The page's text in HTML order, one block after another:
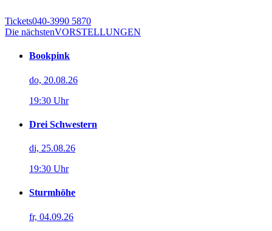
Tickets040-3990 5870
Die nächstenVORSTELLUNGEN
Bookpink
do, 20.08.26
19:30 Uhr
Drei Schwestern
di, 25.08.26
19:30 Uhr
Sturmhöhe
fr, 04.09.26